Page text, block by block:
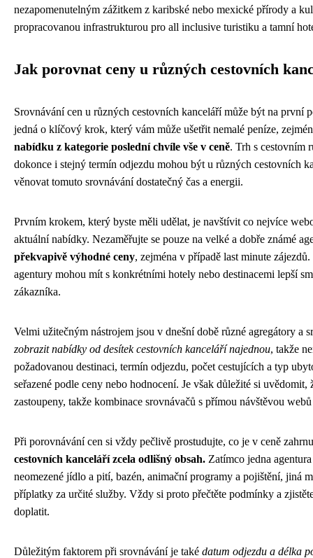
nezapomenutelným zážitkem z karibské nebo mexické přírody a
propracovanou infrastrukturou pro all inclusive turistiku a tamní
Jak porovnat ceny u různých cestovních
Srovnávání cen u různých cestovních kanceláří může být na první
jedná o klíčový krok, který vám může ušetřit nemalé peníze,
nabídku z kategorie poslední chvíle vše v ceně. Trh s cestovním
dokonce i stejný termín odjezdu mohou být u různých cestovních
věnovat tomuto srovnávání dostatečný čas a energii.
Prvním krokem, který byste měli udělat, je navštívit co nejvíce
aktuální nabídky. Nezaměřujte se pouze na velké a dobře známé
překvapivě výhodné ceny, zejména v případě last minute
agentury mohou mít s konkrétními hotely nebo destinacemi lepší
zákazníka.
Velmi užitečným nástrojem jsou v dnešní době různé agregátory
zobrazit nabídky od desítek cestovních kanceláří najednou, takže
požadovanou destinaci, termín odjezdu, počet cestujících a typ
seřazené podle ceny nebo hodnocení. Je však důležité si
zastoupeny, takže kombinace srovnávačů s přímou návštěvou
Při porovnávání cen si vždy pečlivě prostudujte, co je v ceně
cestovních kanceláří zcela odlišný obsah. Zatímco jedna
neomezené jídlo a pití, bazén, animační programy a pojištění, jiná
příplatky za určité služby. Vždy si proto přečtěte podmínky a
doplatit.
Důležitým faktorem při srovnávání je také datum odjezdu a délka